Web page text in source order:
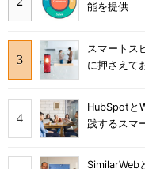
能を提供
スマートス
に押さえて
HubSpotと
践するスマ
SimilarWeb